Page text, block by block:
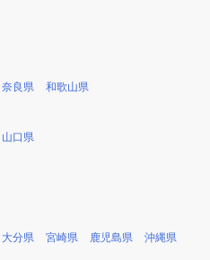
奈良県 和歌山県
山口県
大分県 宮崎県 鹿児島県 沖縄県